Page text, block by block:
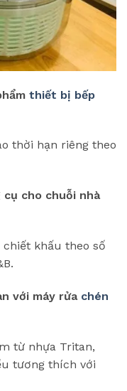
thiết bị bếp
thời hạn riêng theo
cho chuỗi nhà
khấu theo số
với máy rửa chén
từ nhựa Tritan,
tương thích với